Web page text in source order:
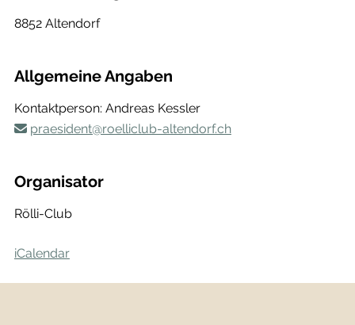
8852 Altendorf
Allgemeine Angaben
Kontaktperson: Andreas Kessler
praesident@roelliclub-altendorf.ch
Organisator
Rölli-Club
iCalendar